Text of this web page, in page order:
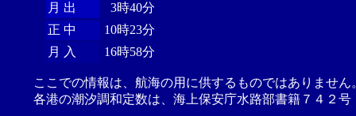
月 出
3時40分
正 中
10時23分
月 入
16時58分
ここでの情報は、航海の用に供するものではありませ
各港の潮汐調和定数は、海上保安庁水路部書籍７４２